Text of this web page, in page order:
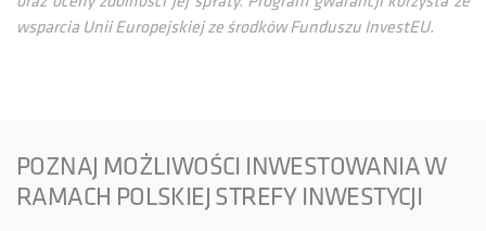
wsparcia Unii Europejskiej ze środków Funduszu InvestEU.
POZNAJ MOŻLIWOŚCI INWESTOWANIA W
RAMACH POLSKIEJ STREFY INWESTYCJI